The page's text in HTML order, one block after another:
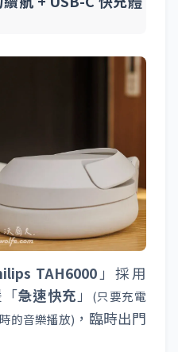
TAH6000 」採用
急速快充 」
(只要充電
的音樂播放) ，臨時出門